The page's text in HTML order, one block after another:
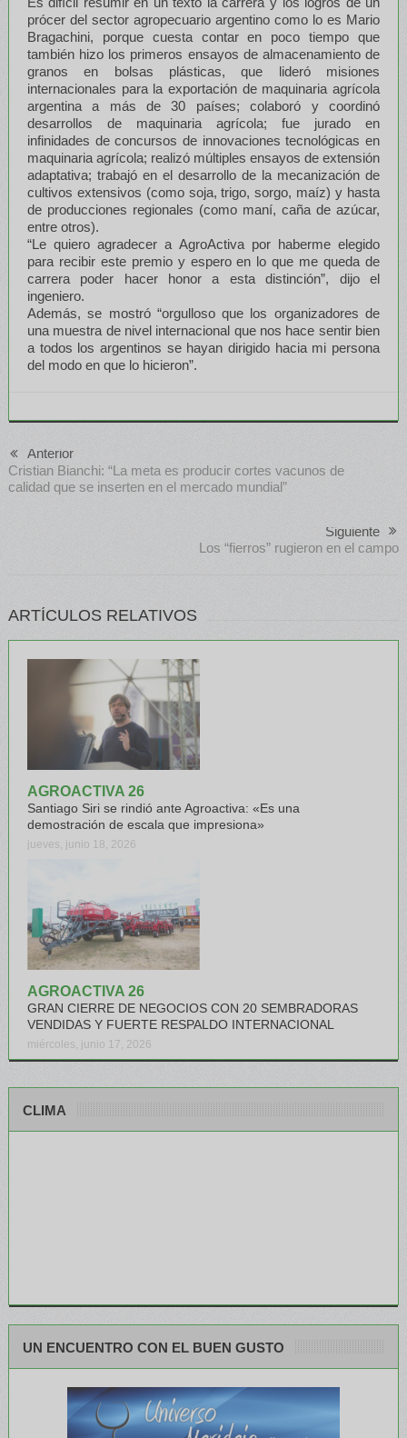
prócer del sector agropecuario argentino como lo es Mario
Bragachini, porque cuesta contar en poco tiempo que
también hizo los primeros ensayos de almacenamiento de
granos en bolsas plásticas, que lideró misiones
internacionales para la exportación de maquinaria agrícola
argentina a más de 30 países; colaboró y coordinó
desarrollos de maquinaria agrícola; fue jurado en
infinidades de concursos de innovaciones tecnológicas en
maquinaria agrícola; realizó múltiples ensayos de extensión
adaptativa; trabajó en el desarrollo de la mecanización de
cultivos extensivos (como soja, trigo, sorgo, maíz) y hasta
de producciones regionales (como maní, caña de azúcar,
entre otros).
“Le quiero agradecer a AgroActiva por haberme elegido
para recibir este premio y espero en lo que me queda de
carrera poder hacer honor a esta distinción”, dijo el
ingeniero.
Además, se mostró “orgulloso que los organizadores de
una muestra de nivel internacional que nos hace sentir bien
a todos los argentinos se hayan dirigido hacia mi persona
del modo en que lo hicieron”.
Anterior
Cristian Bianchi: “La meta es producir cortes vacunos de
calidad que se inserten en el mercado mundial”
Siguiente
Los “fierros” rugieron en el campo
ARTÍCULOS RELATIVOS
AGROACTIVA 26
Santiago Siri se rindió ante Agroactiva: «Es una
demostración de escala que impresiona»
jueves, junio 18, 2026
AGROACTIVA 26
GRAN CIERRE DE NEGOCIOS CON 20 SEMBRADORAS
VENDIDAS Y FUERTE RESPALDO INTERNACIONAL
miércoles, junio 17, 2026
CLIMA
UN ENCUENTRO CON EL BUEN GUSTO